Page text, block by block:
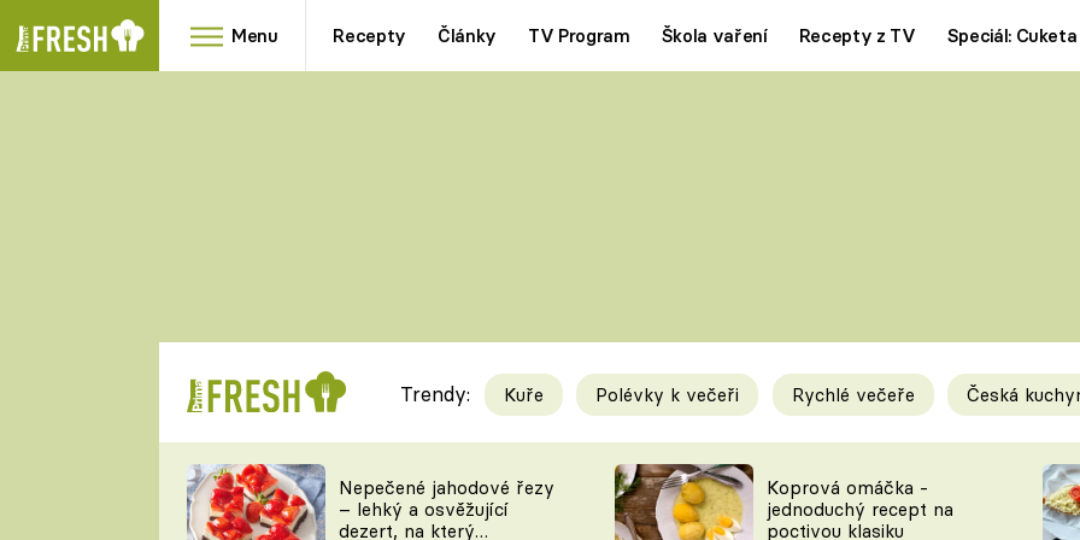
Menu Recepty Články TV Program Škola vaření Recepty z TV Speciál: Cuketa
RYCHLOVKY
Videorecepty
TEĎ VAŘÍ ŠÉF!
Tipy a triky
KAM ZA JÍDLEM
Trendy: Kuře Polévky k večeři Rychlé večeře Česká
Nepečené jahodové řezy
– lehký a osvěžující
dezert, na který
Koprová omáčka -
jednoduchý recept na
poctivou klasiku